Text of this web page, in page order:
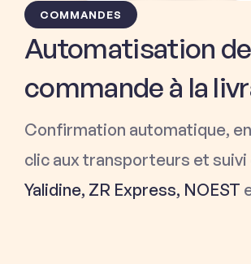
COMMANDES
Automatisation
commande à la
Confirmation automatique,
clic aux transporteurs et
Yalidine, ZR Express, NOEST